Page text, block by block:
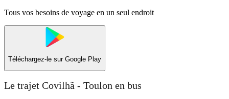
Tous vos besoins de voyage en un seul endroit
Téléchargez-le sur Google Play
Le trajet Covilhã - Toulon en bus